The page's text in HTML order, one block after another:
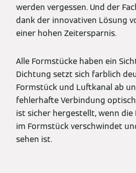
werden vergessen. Und der
dank der innovativen Lösung
einer hohen Zeitersparnis.
Alle Formstücke haben ein
Dichtung setzt sich farblich
Formstück und Luftkanal ab
fehlerhafte Verbindung
ist sicher hergestellt, wenn
im Formstück verschwindet
sehen ist.